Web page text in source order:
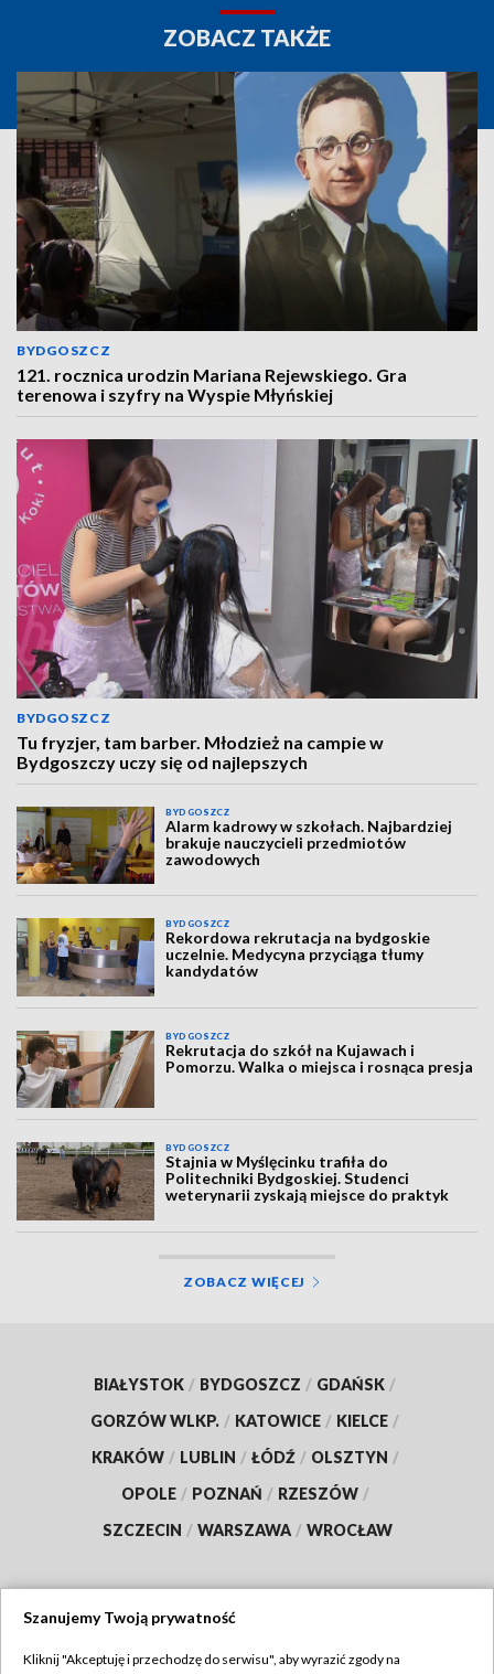
ZOBACZ TAKŻE
BYDGOSZCZ
121. rocznica urodzin Mariana Rejewskiego. Gra
terenowa i szyfry na Wyspie Młyńskiej
BYDGOSZCZ
Tu fryzjer, tam barber. Młodzież na campie w
Bydgoszczy uczy się od najlepszych
BYDGOSZCZ
Alarm kadrowy w szkołach. Najbardziej
brakuje nauczycieli przedmiotów
zawodowych
BYDGOSZCZ
Rekordowa rekrutacja na bydgoskie
uczelnie. Medycyna przyciąga tłumy
kandydatów
BYDGOSZCZ
Rekrutacja do szkół na Kujawach i
Pomorzu. Walka o miejsca i rosnąca presja
BYDGOSZCZ
Stajnia w Myślęcinku trafiła do
Politechniki Bydgoskiej. Studenci
weterynarii zyskają miejsce do praktyk
ZOBACZ WIĘCEJ
BIAŁYSTOK / BYDGOSZCZ / GDAŃSK /
GORZÓW WLKP. / KATOWICE / KIELCE /
KRAKÓW / LUBLIN / ŁÓDŹ / OLSZTYN /
OPOLE / POZNAŃ / RZESZÓW /
SZCZECIN / WARSZAWA / WROCŁAW
Szanujemy Twoją prywatność
Kliknij "Akceptuję i przechodzę do serwisu", aby wyrazić zgody na